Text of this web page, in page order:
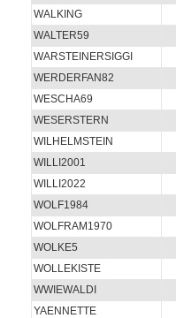
WALKING
WALTER59
WARSTEINERSIGGI
WERDERFAN82
WESCHA69
WESERSTERN
WILHELMSTEIN
WILLI2001
WILLI2022
WOLF1984
WOLFRAM1970
WOLKE5
WOLLEKISTE
WWIEWALDI
YAENNETTE